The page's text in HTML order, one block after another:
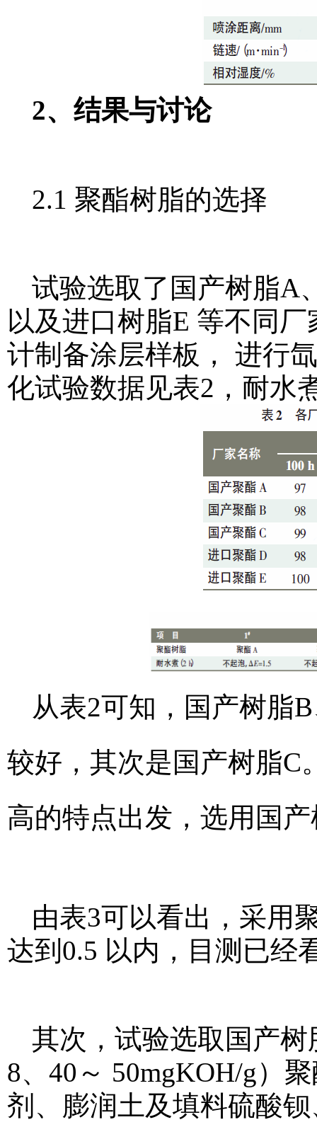
2、结果与讨论
2.1 聚酯树脂的选择
试验选取了国产树脂A
以及进口树脂E 等不同
计制备涂层样板， 进行
化试验数据见表2，耐水
从表2可知，国产树脂
较好，其次是国产树脂C
高的特点出发，选用国
由表3可以看出，采用
达到0.5 以内，目测已经
其次，试验选取国产树
8、40～ 50mgKOH/g）
剂、膨润土及填料硫酸